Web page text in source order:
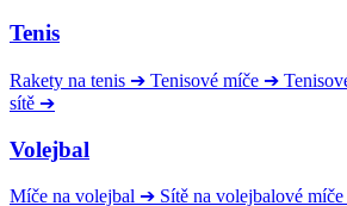
Tenis
Rakety na tenis ➔ Tenisové míče ➔
sítě ➔
Volejbal
Míče na volejbal ➔ Sítě na volejbalové míče